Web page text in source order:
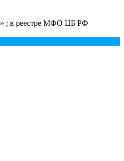
в реестре МФО ЦБ РФ